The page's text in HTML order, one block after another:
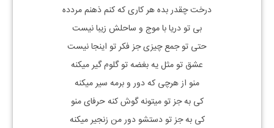
درخت چقدر بده هر كارى كه كنم ذهنم مردده
بى تو دريا با موج و ساحلش زيبا نيست
حتى تو جمع چیزی جز فكر تو اينجا نيست
عشق تو مثل يه بغضه تو گلوم گیر ميكنه
منو از هرچی كه دور و برمه سير ميكنه
كى به جز تو ميتونه گوش كنه حرفاى منو
كى به جز تو دستشو دور من زنجير ميكنه